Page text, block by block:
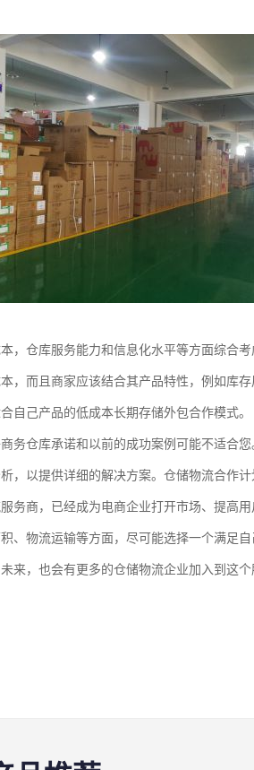
，仓库服务能力和信息化水平等方面综合考
，而且商家应该结合其产品特性，例如库
自己产品的低成本长期存储外包合作模式。
务仓库承诺和以前的成功案例可能不适合
，以提供详细的解决方案。仓储物流合作计
务商，已经成为电商企业打开市场、提高
、物流运输等方面，尽可能选择一个满足
来，也会有更多的仓储物流企业加入到这